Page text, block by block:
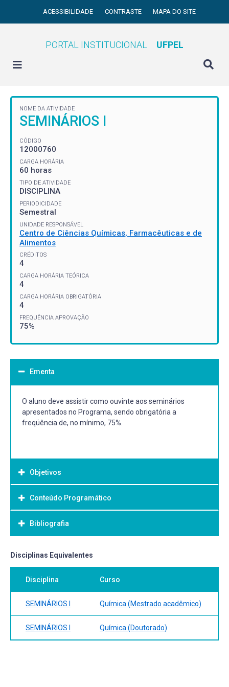
ACESSIBILIDADE CONTRASTE MAPA DO SITE
PORTAL INSTITUCIONAL UFPEL
NOME DA ATIVIDADE
SEMINÁRIOS I
CÓDIGO
12000760
CARGA HORÁRIA
60 horas
TIPO DE ATIVIDADE
DISCIPLINA
PERIODICIDADE
Semestral
UNIDADE RESPONSÁVEL
Centro de Ciências Químicas, Farmacêuticas e de
Alimentos
CRÉDITOS
4
CARGA HORÁRIA TEÓRICA
4
CARGA HORÁRIA OBRIGATÓRIA
4
FREQUÊNCIA APROVAÇÃO
75%
Ementa
O aluno deve assistir como ouvinte aos seminários
apresentados no Programa, sendo obrigatória a
freqüência de, no mínimo, 75%.
Objetivos
Objetivo Geral:
-
Conteúdo Programático
Bibliografia
Bibliografia Básica:
no seminário.
Disciplinas Equivalentes
Disciplina Curso
SEMINÁRIOS I Química (Mestrado acadêmico)
SEMINÁRIOS I Química (Doutorado)